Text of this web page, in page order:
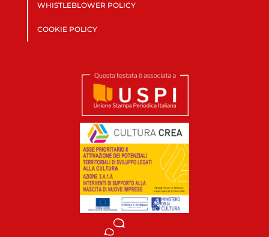
WHISTLEBLOWER POLICY
COOKIE POLICY